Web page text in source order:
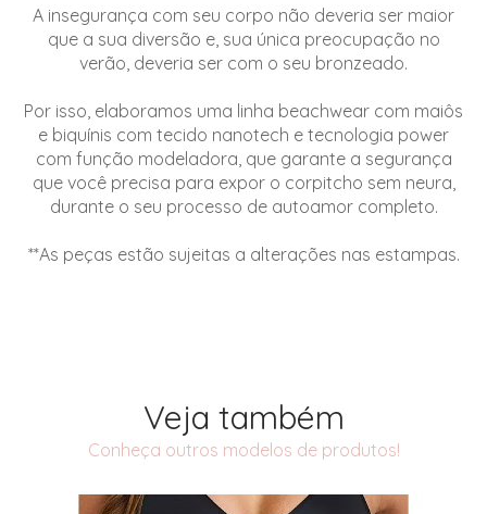
A insegurança com seu corpo não deveria ser maior
que a sua diversão e, sua única preocupação no
verão, deveria ser com o seu bronzeado.
Por isso, elaboramos uma linha beachwear com maiôs
e biquínis com tecido nanotech e tecnologia power
com função modeladora, que garante a segurança
que você precisa para expor o corpitcho sem neura,
durante o seu processo de autoamor completo.
**As peças estão sujeitas a alterações nas estampas.
Veja também
Conheça outros modelos de produtos!